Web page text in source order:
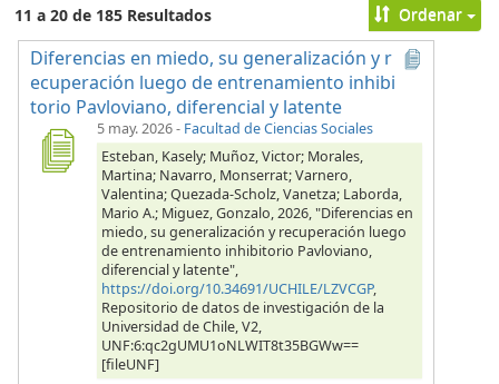
11 a 20 de 185 Resultados Ordenar
Diferencias en miedo, su generalización y r
ecuperación luego de entrenamiento inhibi
torio Pavloviano, diferencial y latente
5 may. 2026- Facultad de Ciencias Sociales
Esteban, Kasely; Muñoz, Victor; Morales,
Martina; Navarro, Monserrat; Varnero,
Valentina; Quezada-Scholz, Vanetza; Laborda,
Mario A.; Miguez, Gonzalo, 2026, "Diferencias en
miedo, su generalización y recuperación luego
de entrenamiento inhibitorio Pavloviano,
diferencial y latente",
https://doi.org/10.34691/UCHILE/LZVCGP,
Repositorio de datos de investigación de la
Universidad de Chile, V2,
UNF:6:qc2gUMU1oNLWIT8t35BGWw==
[fileUNF]